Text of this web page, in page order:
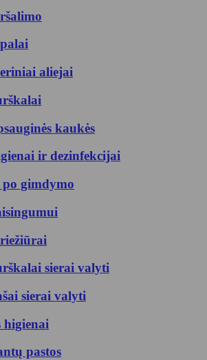
aliejai
kaukės
ir dezinfekcijai
gimdymo
sierai valyti
sierai valyti
higienai
pastos